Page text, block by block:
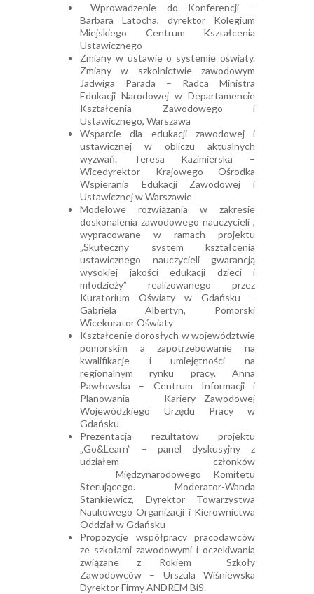
Wprowadzenie do Konferencji –
Barbara Latocha, dyrektor Kolegium
Miejskiego Centrum Kształcenia
Ustawicznego
Zmiany w ustawie o systemie oświaty.
Zmiany w szkolnictwie zawodowym
Jadwiga Parada – Radca Ministra
Edukacji Narodowej w Departamencie
Kształcenia Zawodowego i
Ustawicznego, Warszawa
Wsparcie dla edukacji zawodowej i
ustawicznej w obliczu aktualnych
wyzwań. Teresa Kazimierska –
Wicedyrektor Krajowego Ośrodka
Wspierania Edukacji Zawodowej i
Ustawicznej w Warszawie
Modelowe rozwiązania w zakresie
doskonalenia zawodowego nauczycieli ,
wypracowane w ramach projektu
„Skuteczny system kształcenia
ustawicznego nauczycieli gwarancją
wysokiej jakości edukacji dzieci i
młodzieży” realizowanego przez
Kuratorium Oświaty w Gdańsku –
Gabriela Albertyn, Pomorski
Wicekurator Oświaty
Kształcenie dorosłych w województwie
pomorskim a zapotrzebowanie na
kwalifikacje i umiejętności na
regionalnym rynku pracy. Anna
Pawłowska – Centrum Informacji i
Planowania Kariery Zawodowej
Wojewódzkiego Urzędu Pracy w
Gdańsku
Prezentacja rezultatów projektu
„Go&Learn” – panel dyskusyjny z
udziałem członków
Międzynarodowego Komitetu
Sterującego. Moderator-Wanda
Stankiewicz, Dyrektor Towarzystwa
Naukowego Organizacji i Kierownictwa
Oddział w Gdańsku
Propozycje współpracy pracodawców
ze szkołami zawodowymi i oczekiwania
związane z Rokiem Szkoły
Zawodowców – Urszula Wiśniewska
Dyrektor Firmy ANDREM BiS.